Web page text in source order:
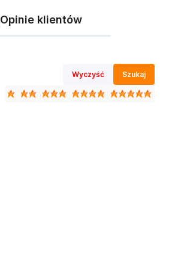
Opinie klientów
Wyczyść Szukaj